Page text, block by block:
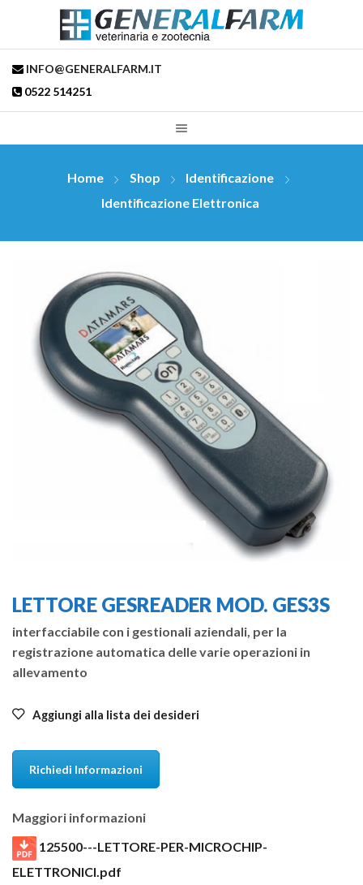
INFO@GENERALFARM.IT
0522 514251
Home Shop
Identificazione
Identificazione Elettronica
LETTORE GESREADER MOD. GES3S
interfacciabile con i gestionali aziendali, per la
registrazione automatica delle varie operazioni in
allevamento
Aggiungi alla lista dei desideri
Richiedi Informazioni
Maggiori informazioni
125500---LETTORE-PER-MICROCHIP-
ELETTRONICI.pdf